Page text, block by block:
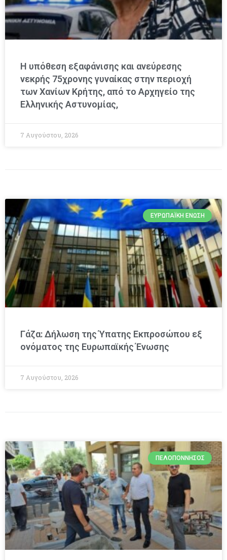
Η υπόθεση εξαφάνισης και ανεύρεσης
νεκρής 75χρονης γυναίκας στην περιοχή
των Χανίων Κρήτης, από το Αρχηγείο της
Ελληνικής Αστυνομίας,
7 Αυγούστου, 2026
ΕΥΡΩΠΑΪΚΉ ΈΝΩΣΗ
Γάζα: Δήλωση της Ύπατης Εκπροσώπου εξ
ονόματος της Ευρωπαϊκής Ένωσης
7 Αυγούστου, 2026
ΠΕΛΟΠΌΝΝΗΣΟΣ